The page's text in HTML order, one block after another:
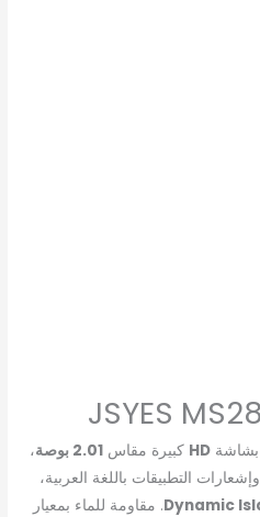
JSYES
بشاشةHD كبيرة مقاس2.01 بوصة
،
التطبيقات باللغة العربية،
Dynamic. مقاومة للماء بمعيار